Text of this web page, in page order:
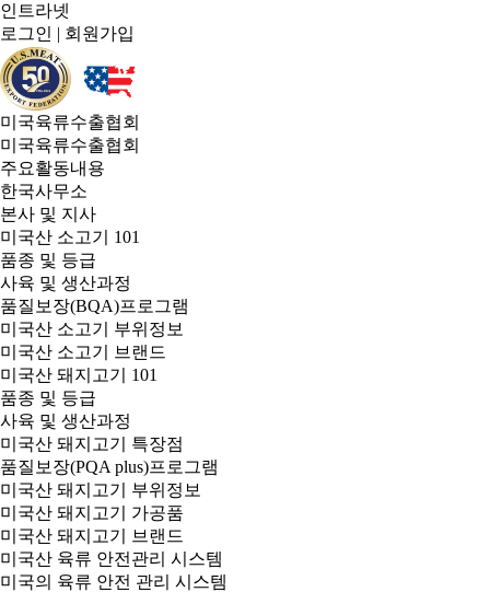
인트라넷
로그인 | 회원가입
미국육류수출협회
미국육류수출협회
주요활동내용
한국사무소
본사 및 지사
미국산 소고기 101
품종 및 등급
사육 및 생산과정
품질보장(BQA)프로그램
미국산 소고기 부위정보
미국산 소고기 브랜드
미국산 돼지고기 101
품종 및 등급
사육 및 생산과정
미국산 돼지고기 특장점
품질보장(PQA plus)프로그램
미국산 돼지고기 부위정보
미국산 돼지고기 가공품
미국산 돼지고기 브랜드
미국산 육류 안전관리 시스템
미국의 육류 안전 관리 시스템